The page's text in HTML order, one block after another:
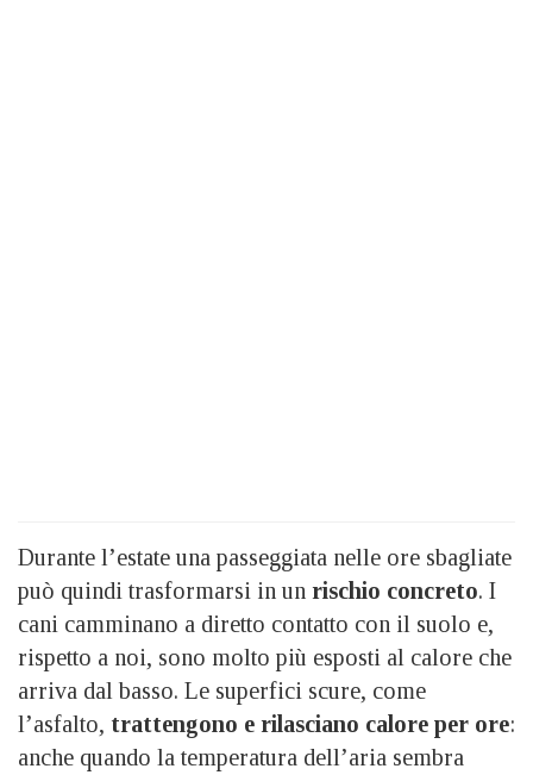
Durante l’estate una passeggiata nelle ore sbagliate
può quindi trasformarsi in un rischio concreto. I
cani camminano a diretto contatto con il suolo e,
rispetto a noi, sono molto più esposti al calore che
arriva dal basso. Le superfici scure, come
l’asfalto, trattengono e rilasciano calore per ore:
anche quando la temperatura dell’aria sembra